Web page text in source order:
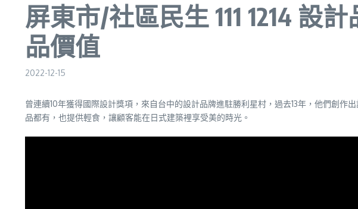
屏東市/社區民生 111 1214 設
品價值
2022-12-15
曾連續10年獲得國際設計獎項，來自台中的設計品牌進駐勝利星村，過去13年，他們創
品都有，也提供輕食，讓顧客能在日式建築裡享受美的時光。